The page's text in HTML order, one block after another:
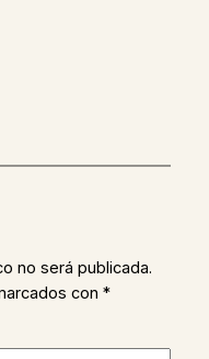
no será publicada.
con *